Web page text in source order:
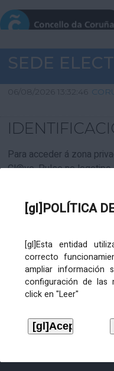
[gl]POLÍTICA
[gl]Esta entidad
correcto
ampliar información
configuración de las
click en "Leer"
SEDE
06/08/2026 13:32:46
Para acceder á zona
Cl@ve. Pulse no logotipo